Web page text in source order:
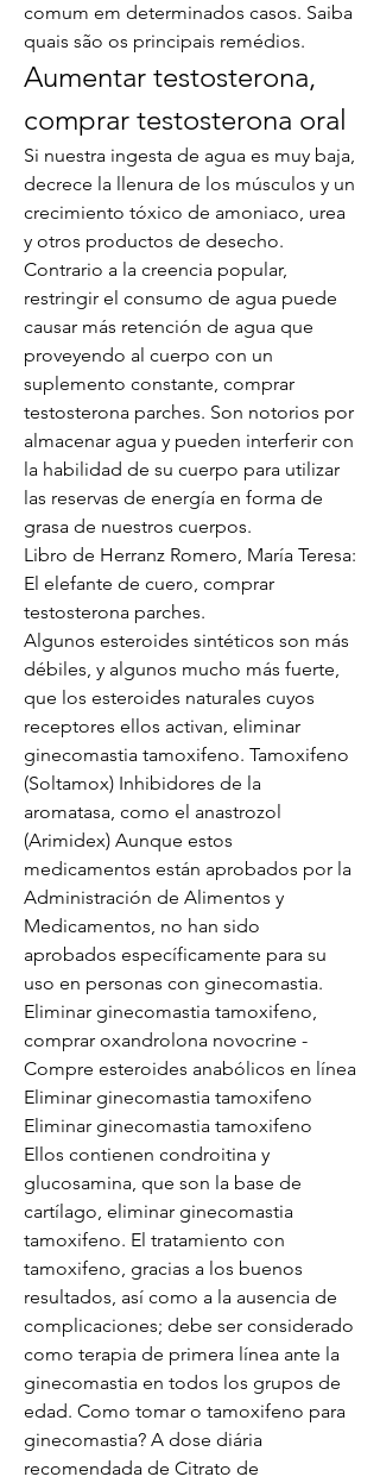
comum em determinados casos. Saiba
quais são os principais remédios.
Aumentar testosterona,
comprar testosterona oral
Si nuestra ingesta de agua es muy baja,
decrece la llenura de los músculos y un
crecimiento tóxico de amoniaco, urea
y otros productos de desecho.
Contrario a la creencia popular,
restringir el consumo de agua puede
causar más retención de agua que
proveyendo al cuerpo con un
suplemento constante, comprar
testosterona parches. Son notorios por
almacenar agua y pueden interferir con
la habilidad de su cuerpo para utilizar
las reservas de energía en forma de
grasa de nuestros cuerpos.
Libro de Herranz Romero, María Teresa:
El elefante de cuero, comprar
testosterona parches.
Algunos esteroides sintéticos son más
débiles, y algunos mucho más fuerte,
que los esteroides naturales cuyos
receptores ellos activan, eliminar
ginecomastia tamoxifeno. Tamoxifeno
(Soltamox) Inhibidores de la
aromatasa, como el anastrozol
(Arimidex) Aunque estos
medicamentos están aprobados por la
Administración de Alimentos y
Medicamentos, no han sido
aprobados específicamente para su
uso en personas con ginecomastia.
Eliminar ginecomastia tamoxifeno,
comprar oxandrolona novocrine -
Compre esteroides anabólicos en línea
Eliminar ginecomastia tamoxifeno
Eliminar ginecomastia tamoxifeno
Ellos contienen condroitina y
glucosamina, que son la base de
cartílago, eliminar ginecomastia
tamoxifeno. El tratamiento con
tamoxifeno, gracias a los buenos
resultados, así como a la ausencia de
complicaciones; debe ser considerado
como terapia de primera línea ante la
ginecomastia en todos los grupos de
edad. Como tomar o tamoxifeno para
ginecomastia? A dose diária
recomendada de Citrato de